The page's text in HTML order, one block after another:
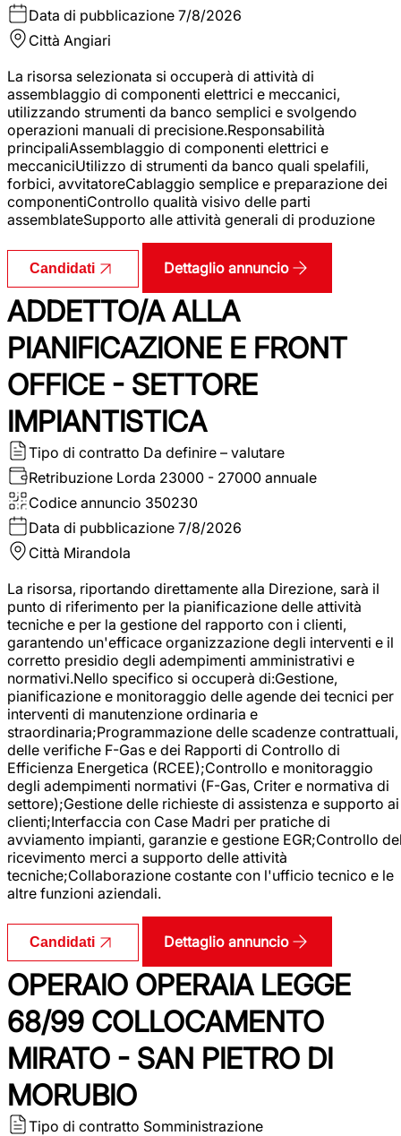
Data di pubblicazione 7/8/2026
Città Angiari
La risorsa selezionata si occuperà di attività di
assemblaggio di componenti elettrici e meccanici,
utilizzando strumenti da banco semplici e svolgendo
operazioni manuali di precisione.Responsabilità
principaliAssemblaggio di componenti elettrici e
meccaniciUtilizzo di strumenti da banco quali spelafili,
forbici, avvitatoreCablaggio semplice e preparazione dei
componentiControllo qualità visivo delle parti
assemblateSupporto alle attività generali di produzione
Candidati Dettaglio annuncio
ADDETTO/A ALLA
PIANIFICAZIONE E FRONT
OFFICE - SETTORE
IMPIANTISTICA
Tipo di contratto Da definire – valutare
Retribuzione Lorda 23000 - 27000 annuale
Codice annuncio 350230
Data di pubblicazione 7/8/2026
Città Mirandola
La risorsa, riportando direttamente alla Direzione, sarà il
punto di riferimento per la pianificazione delle attività
tecniche e per la gestione del rapporto con i clienti,
garantendo un'efficace organizzazione degli interventi e il
corretto presidio degli adempimenti amministrativi e
normativi.Nello specifico si occuperà di:Gestione,
pianificazione e monitoraggio delle agende dei tecnici per
interventi di manutenzione ordinaria e
straordinaria;Programmazione delle scadenze contrattuali,
delle verifiche F-Gas e dei Rapporti di Controllo di
Efficienza Energetica (RCEE);Controllo e monitoraggio
degli adempimenti normativi (F-Gas, Criter e normativa di
settore);Gestione delle richieste di assistenza e supporto ai
clienti;Interfaccia con Case Madri per pratiche di
avviamento impianti, garanzie e gestione EGR;Controllo
ricevimento merci a supporto delle attività
tecniche;Collaborazione costante con l'ufficio tecnico e le
altre funzioni aziendali.
Candidati Dettaglio annuncio
OPERAIO OPERAIA LEGGE
68/99 COLLOCAMENTO
MIRATO - SAN PIETRO DI
MORUBIO
Tipo di contratto Somministrazione